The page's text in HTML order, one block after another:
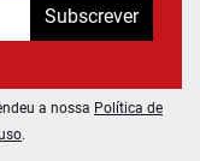
Subscrever
a nossa Política de
.